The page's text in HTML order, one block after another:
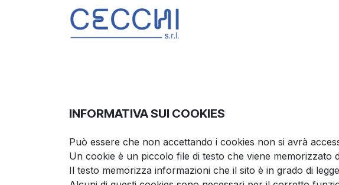
Passa al contenuto
INFORMATIVA SUI COOKIES
Può essere che non accettando i cookies non si avrà
Un cookie è un piccolo file di testo che viene
Il testo memorizza informazioni che il sito è in grado di